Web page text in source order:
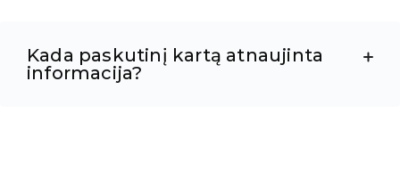
Kada paskutinį kartą atnaujinta
informacija?